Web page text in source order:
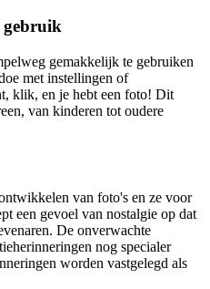
gemakkelijk te gebruiken
met instellingen of
klik, en je hebt een foto! Dit
van kinderen tot oudere
van foto's en ze voor
een gevoel van nostalgie op dat
De onverwachte
nog specialer
worden vastgelegd als